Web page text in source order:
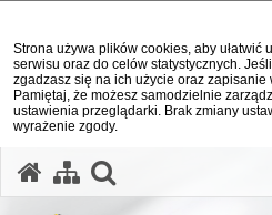
Strona używa plików cookies, aby ułatwić
serwisu oraz do celów statystycznych.
zgadzasz się na ich użycie oraz zapisanie
Pamiętaj, że możesz samodzielnie
ustawienia przeglądarki. Brak zmiany
wyrażenie zgody.